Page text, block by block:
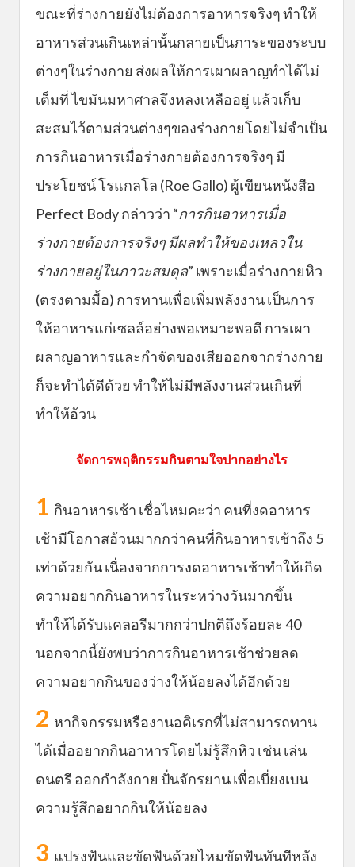
ขณะที่ร่างกายยังไม่ต้องการอาหารจริงๆ ทำให้
อาหารส่วนเกินเหล่านั้นกลายเป็นภาระของระบบ
ต่างๆในร่างกาย ส่งผลให้การเผาผลาญทำได้ไม่
เต็มที่ ไขมันมหาศาลจึงหลงเหลืออยู่ แล้วเก็บ
สะสมไว้ตามส่วนต่างๆของร่างกายโดยไม่จำเป็น
การกินอาหารเมื่อร่างกายต้องการจริงๆ มี
ประโยชน์ โรแกลโล (Roe Gallo) ผู้เขียนหนังสือ
Perfect Body กล่าวว่า “การกินอาหารเมื่อ
ร่างกายต้องการจริงๆ มีผลทำให้ของเหลวใน
ร่างกายอยู่ในภาวะสมดุล” เพราะเมื่อร่างกายหิว
(ตรงตามมื้อ) การทานเพื่อเพิ่มพลังงาน เป็นการ
ให้อาหารแก่เซลล์อย่างพอเหมาะพอดี การเผา
ผลาญอาหารและกำจัดของเสียออกจากร่างกาย
ก็จะทำได้ดีด้วย ทำให้ไม่มีพลังงานส่วนเกินที่
ทำให้อ้วน
จัดการพฤติกรรมกินตามใจปากอย่างไร
1 กินอาหารเช้า เชื่อไหมคะว่า คนที่งดอาหาร
เช้ามีโอกาสอ้วนมากกว่าคนที่กินอาหารเช้าถึง 5
เท่าด้วยกัน เนื่องจากการงดอาหารเช้าทำให้เกิด
ความอยากกินอาหารในระหว่างวันมากขึ้น
ทำให้ได้รับแคลอรีมากกว่าปกติถึงร้อยละ 40
นอกจากนี้ยังพบว่าการกินอาหารเช้าช่วยลด
ความอยากกินของว่างให้น้อยลงได้อีกด้วย
2 หากิจกรรมหรืองานอดิเรกที่ไม่สามารถทาน
ได้เมื่ออยากกินอาหารโดยไม่รู้สึกหิว เช่น เล่น
ดนตรี ออกกำลังกาย ปั่นจักรยาน เพื่อเบี่ยงเบน
ความรู้สึกอยากกินให้น้อยลง
3 แปรงฟันและขัดฟันด้วยไหมขัดฟันทันทีหลัง